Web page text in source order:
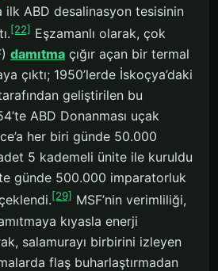
ilk ABD desalinasyon tesisinin
[22] Eşzamanlı olarak, çok
damıtma çığır açan bir termal
çıktı; 1950’lerde İskoçya’daki
geliştirilen bu
ABD Donanması uçak
her biri günde 50.000
5 kademeli ünite ile kuruldu
günde 500.000 imparatorluk
[29] MSF’nin verimliliği,
kıyasla enerji
salamurayı birbirini izleyen
flaş buharlaştırmadan